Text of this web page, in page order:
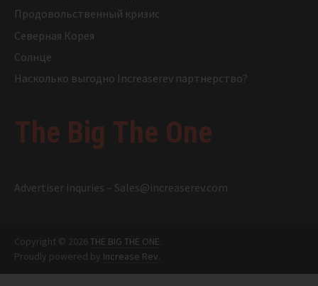
Продовольственный кризис
Северная Корея
Солнце
Насколько выгодно Increaserev партнерство?
The Big The One
Advertiser inquries – Sales@increaserev.com
Copyright © 2026THE BIG THE ONE
Proudly powered by Increase Rev